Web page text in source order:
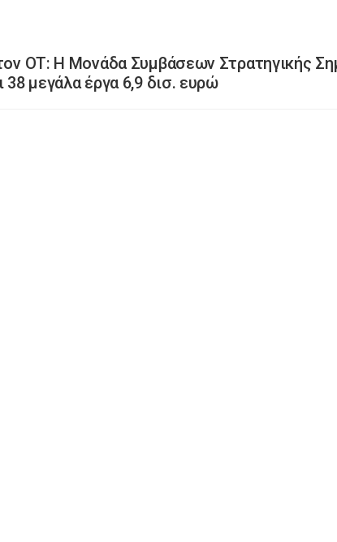
ΟΤ: Η Μονάδα Συμβάσεων Στρατηγικής
μεγάλα έργα 6,9 δισ. ευρώ